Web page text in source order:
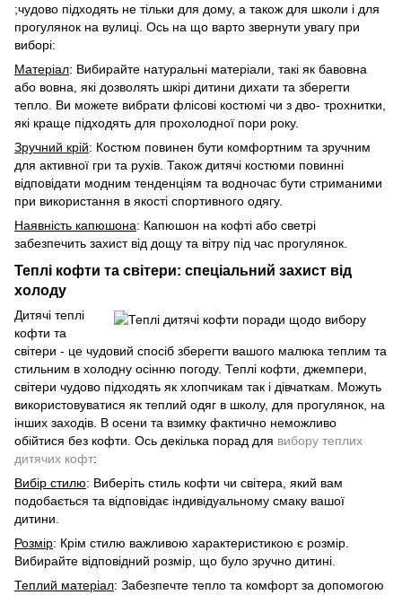
;чудово підходять не тільки для дому, а також для школи і для
прогулянок на вулиці. Ось на що варто звернути увагу при
виборі:
Матеріал: Вибирайте натуральні матеріали, такі як бавовна
або вовна, які дозволять шкірі дитини дихати та зберегти
тепло. Ви можете вибрати флісові костюмі чи з дво- трохнитки,
які краще підходять для прохолодної пори року.
Зручний крій: Костюм повинен бути комфортним та зручним
для активної гри та рухів. Також дитячі костюми повинні
відповідати модним тенденціям та водночас бути стриманими
при використання в якості спортивного одягу.
Наявність капюшона: Капюшон на кофті або светрі
забезпечить захист від дощу та вітру під час прогулянок.
Теплі кофти та світери: спеціальний захист від
холоду
Дитячі теплі
кофти та
світери - це чудовий спосіб зберегти вашого малюка теплим та
стильним в холодну осінню погоду. Теплі кофти, джемпери,
світери чудово підходять як хлопчикам так і дівчаткам. Можуть
використовуватися як теплий одяг в школу, для прогулянок, на
інших заходів. В осени та взимку фактично неможливо
обійтися без кофти. Ось декілька порад для вибору теплих
дитячих кофт:
Вибір стилю: Виберіть стиль кофти чи світера, який вам
подобається та відповідає індивідуальному смаку вашої
дитини.
Розмір: Крім стилю важливою характеристикою є розмір.
Вибирайте відповідний розмір, що було зручно дитині.
Теплий матеріал: Забезпечте тепло та комфорт за допомогою